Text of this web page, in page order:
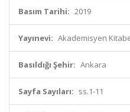
Basım Tarihi: 2019
Yayınevi: Akademisyen
Basıldığı Şehir: Ankara
Sayfa Sayıları: ss.1-11